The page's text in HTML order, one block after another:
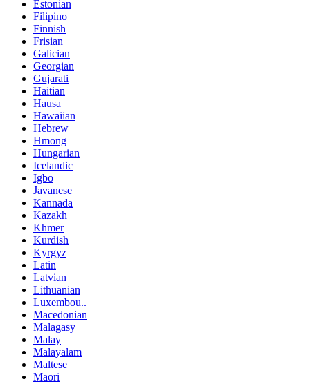
Estonian
Filipino
Finnish
Frisian
Galician
Georgian
Gujarati
Haitian
Hausa
Hawaiian
Hebrew
Hmong
Hungarian
Icelandic
Igbo
Javanese
Kannada
Kazakh
Khmer
Kurdish
Kyrgyz
Latin
Latvian
Lithuanian
Luxembou..
Macedonian
Malagasy
Malay
Malayalam
Maltese
Maori